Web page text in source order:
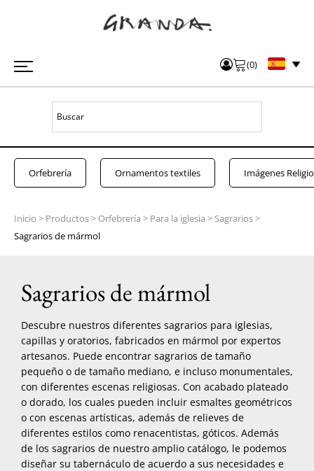
(0)
Orfebrería Ornamentos textiles Imágenes
Inicio > Productos> Orfebrería > Para la iglesia >Sagrarios>
Sagrarios de mármol
Sagrarios de mármol
Descubre nuestros diferentes sagrarios para iglesias,
capillas y oratorios, fabricados en mármol por expertos
artesanos. Puede encontrar sagrarios de tamaño
pequeño o de tamaño mediano, e incluso monumentales,
con diferentes escenas religiosas. Con acabado plateado
o dorado, los cuales pueden incluir esmaltes geométricos
o con escenas artísticas, además de relieves de
diferentes estilos como renacentistas, góticos. Además
de los sagrarios de nuestro amplio catálogo, le podemos
diseñar su tabernáculo de acuerdo a sus necesidades e